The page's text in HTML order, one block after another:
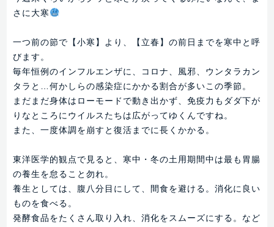
さに大寒
一つ前の節で【小寒】より、【立春】の前日までを寒中と呼
びます。
毎年恒例のインフルエンザに、コロナ、風邪、ウンタラカン
タラと…何かしらの感染症にかかる割合が多いこの季節。
まだまだ身体はローモードで動き出かず、免疫力もダダ下が
りなところにウイルスたちは広がってゆくんですね。
また、一度体調を崩すと復活までに長くかかる。
東洋医学的観点で見ると、寒中・冬の土用期間中は最も胃腸
の養生を怠ること勿れ。
養生としては、腹八分目にして、間食を避ける。消化に良い
ものを食べる。
発酵食品をたくさん取り入れ、消化をスムーズにする。など